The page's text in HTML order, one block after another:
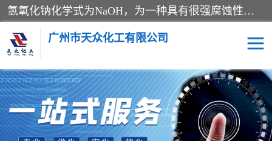
氢氧化钠化学式为NaOH，为一种具有很强腐蚀性的强碱，一般为片状或颗粒形态，易溶于水(溶于水时放热)并形成碱性溶液，另有潮解性，易吸取空气中的水蒸气(潮解)和(变质)。NaOH是化学实验室其中一种必备的化学品，亦为常见的化工品之一。纯品是无色透明的晶体。密度2.130g/cm3。熔点318.4℃。沸点1390℃。工业品含有少量的氯化和碳酸，是白色不透明的晶体。
广州市天众化工有限公司
亚硝酸钠 氢氧化钠
纯碱 硫代硫酸钠